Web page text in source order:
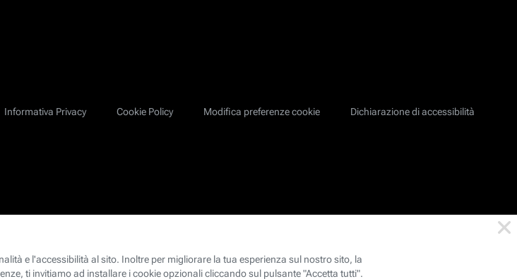
Informativa Privacy
Cookie Policy Modifica preferenze cookie Dichiarazione di accessibilità